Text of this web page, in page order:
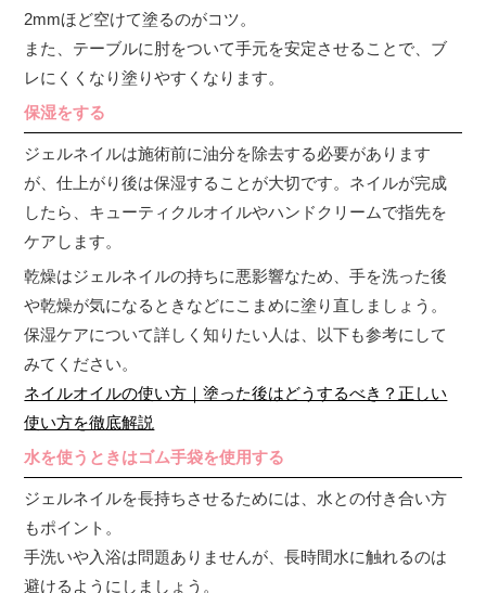
2mmほど空けて塗るのがコツ。
また、テーブルに肘をついて手元を安定させることで、ブ
レにくくなり塗りやすくなります。
保湿をする
ジェルネイルは施術前に油分を除去する必要があります
が、仕上がり後は保湿することが大切です。ネイルが完成
したら、キューティクルオイルやハンドクリームで指先を
ケアします。
乾燥はジェルネイルの持ちに悪影響なため、手を洗った後
や乾燥が気になるときなどにこまめに塗り直しましょう。
保湿ケアについて詳しく知りたい人は、以下も参考にして
みてください。
ネイルオイルの使い方｜塗った後はどうするべき？正しい
使い方を徹底解説
水を使うときはゴム手袋を使用する
ジェルネイルを長持ちさせるためには、水との付き合い方
もポイント。
手洗いや入浴は問題ありませんが、長時間水に触れるのは
避けるようにしましょう。